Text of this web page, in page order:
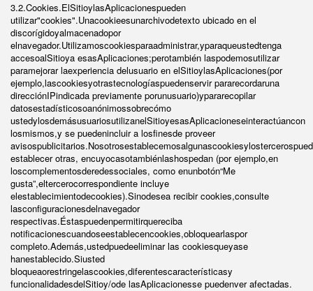
3.2.Cookies.ElSitioylasAplicacionespueden
utilizar"cookies".Unacookieesunarchivodetexto ubicado en el
discorígidoyalmacenadopor
elnavegador.Utilizamoscookiesparaadministrar,yparaqueustedtenga
accesoalSitioya esasAplicaciones;perotambién laspodemosutilizar
paramejorar laexperiencia delusuario en elSitioylasAplicaciones(por
ejemplo,lascookiesyotrastecnologíaspuedenservir pararecordaruna
direcciónIPindicada previamente porunusuario)ypararecopilar
datosestadísticosoanónimossobrecómo
ustedylosdemásusuariosutilizanelSitioyesasAplicacioneseinteractúancon
losmismos,y se puedenincluir a losfinesde proveer
establecer otras, encuyocasotambiénlashospedan (por ejemplo,en
loscomplementosderedessociales, como enunbotón“Me
gusta”,eltercerocorrespondiente incluye
elestablecimientodecookies).Sinodesea recibir cookies,consulte
lasconfiguracionesdelnavegador
respectivas.Éstaspuedenpermitirquereciba
notificacionescuandoseestablecencookies,obloquearlaspor
completo.Además,ustedpuedeeliminar las cookiesqueyase
hanestablecido.Siusted
bloqueaorestringelascookies,diferentescaracterísticasy
funcionalidadesdelSitioy/ode lasAplicacionesse puedenver afectadas.